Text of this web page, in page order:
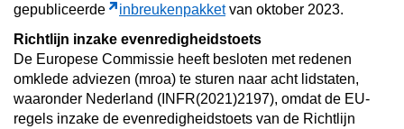
gepubliceerde
inbreukenpakketvan oktober 2023.
Richtlijn inzake evenredigheidstoets
De Europese Commissie heeft besloten met redenen
omklede adviezen (mroa) te sturen naar acht lidstaten,
waaronder Nederland (INFR(2021)2197), omdat de EU-
regels inzake de evenredigheidstoets van de Richtlijn